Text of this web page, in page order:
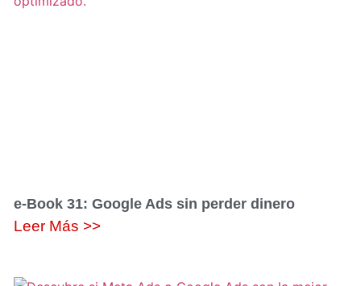
e-Book 31: Google Ads sin perder dinero
Leer Más >>